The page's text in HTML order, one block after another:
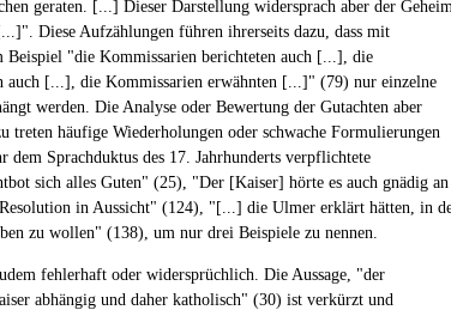
geraten. [...] Dieser Darstellung widersprach aber der
Diese Aufzählungen führen ihrerseits dazu, dass mit
Beispiel "die Kommissarien berichteten auch [...], die
auch [...], die Kommissarien erwähnten [...]" (79) nur einzelne
werden. Die Analyse oder Bewertung der Gutachten aber
treten häufige Wiederholungen oder schwache Formulierungen
dem Sprachduktus des 17. Jahrhunderts verpflichtete
sich alles Guten" (25), "Der [Kaiser] hörte es auch gnädig an
in Aussicht" (124), "[...] die Ulmer erklärt hätten, in
zu wollen" (138), um nur drei Beispiele zu nennen.
fehlerhaft oder widersprüchlich. Die Aussage, "der
abhängig und daher katholisch" (30) ist verkürzt und